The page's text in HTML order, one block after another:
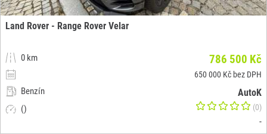
Land Rover - Range Rover Velar
0 km
Benzín
()
786 500 Kč
650 000 Kč bez DPH
AutoK
(0)
-